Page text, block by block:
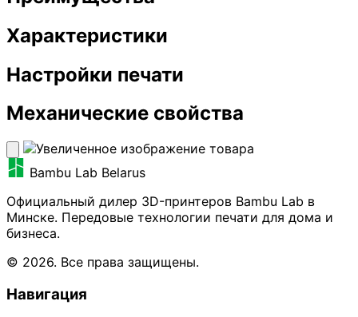
Характеристики
Настройки печати
Механические свойства
Bambu Lab Belarus
Официальный дилер 3D-принтеров Bambu Lab в
Минске. Передовые технологии печати для дома и
бизнеса.
© 2026. Все права защищены.
Навигация